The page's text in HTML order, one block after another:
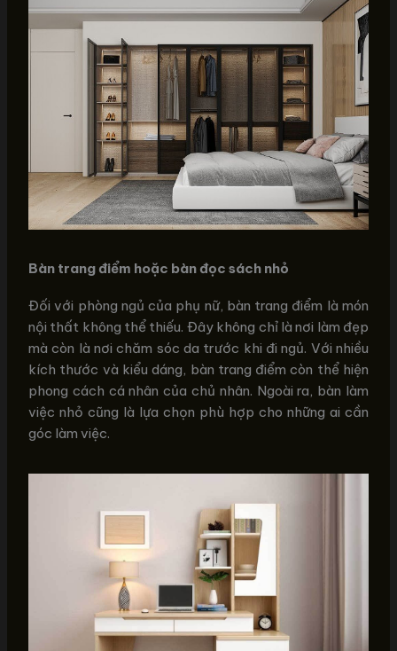
Bàn trang điểm hoặc bàn đọc sách nhỏ
Đối với phòng ngủ của phụ nữ, bàn trang điểm là món
nội thất không thể thiếu. Đây không chỉ là nơi làm đẹp
mà còn là nơi chăm sóc da trước khi đi ngủ. Với nhiều
kích thước và kiểu dáng, bàn trang điểm còn thể hiện
phong cách cá nhân của chủ nhân. Ngoài ra, bàn làm
việc nhỏ cũng là lựa chọn phù hợp cho những ai cần
góc làm việc.